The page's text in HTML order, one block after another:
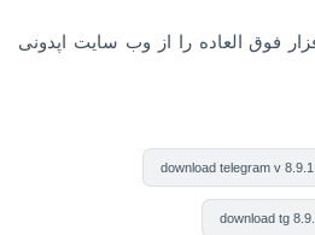
فوق العاده را از وب سایت اپدونی
download telegram v 8.9.1
download tg